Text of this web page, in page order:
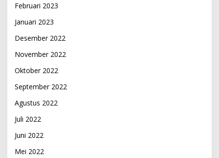
Februari 2023
Januari 2023
Desember 2022
November 2022
Oktober 2022
September 2022
Agustus 2022
Juli 2022
Juni 2022
Mei 2022